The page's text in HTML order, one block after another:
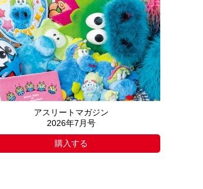
アスリートマガジン
2026年7月号
購入する